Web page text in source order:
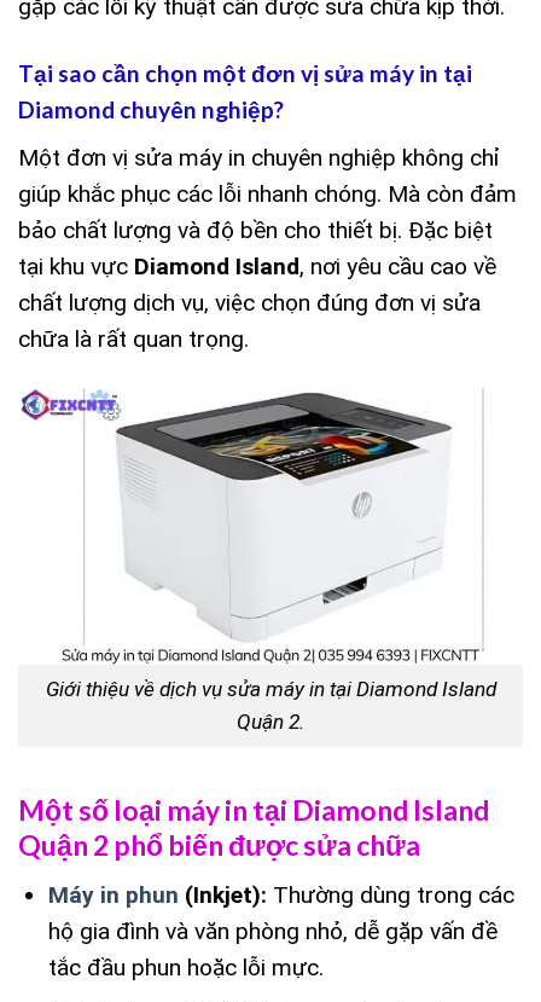
gặp các lỗi kỹ thuật cần được sửa chữa kịp thời.
Tại sao cần chọn một đơn vị sửa máy in tại
Diamond chuyên nghiệp?
Một đơn vị sửa máy in chuyên nghiệp không chỉ
giúp khắc phục các lỗi nhanh chóng. Mà còn đảm
bảo chất lượng và độ bền cho thiết bị. Đặc biệt
tại khu vực Diamond Island, nơi yêu cầu cao về
chất lượng dịch vụ, việc chọn đúng đơn vị sửa
chữa là rất quan trọng.
Giới thiệu về dịch vụ sửa máy in tại Diamond Island
Quận 2.
Một số loại máy in tại Diamond Island
Quận 2 phổ biến được sửa chữa
Máy in phun (Inkjet): Thường dùng trong các
hộ gia đình và văn phòng nhỏ, dễ gặp vấn đề
tắc đầu phun hoặc lỗi mực.